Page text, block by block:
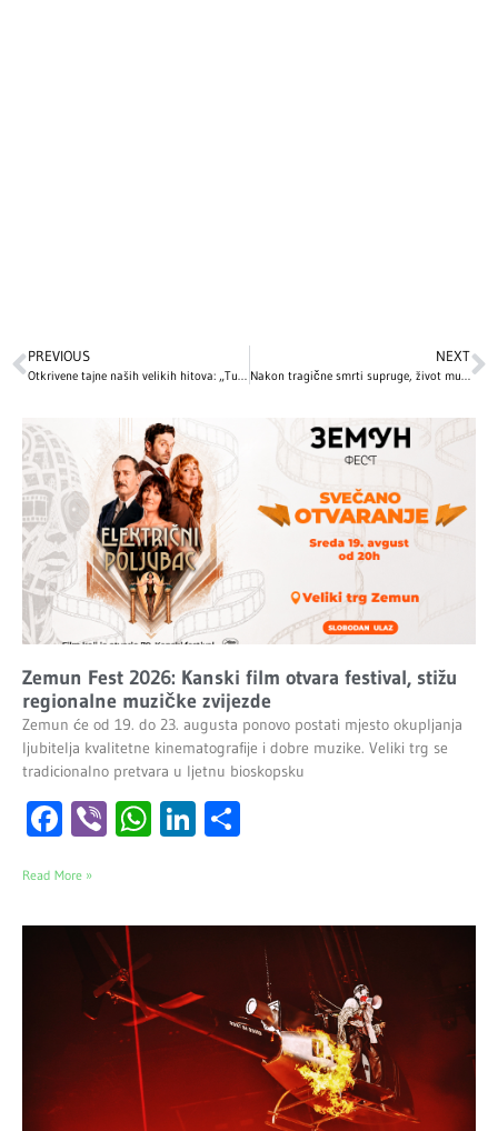
PREVIOUS
Otkrivene tajne naših velikih hitova: „Tuga iz Poršea“ i simbolika pesme „Sava i Dunav“
NEXT
Nakon tragične smrti supruge, život mu je pružio drugu priliku: Emotivna ljubavna priča slavnog glumca slama srca, ali pruža i nadu
Zemun Fest 2026: Kanski film otvara festival, stižu
regionalne muzičke zvijezde
Zemun će od 19. do 23. augusta ponovo postati mjesto okupljanja
ljubitelja kvalitetne kinematografije i dobre muzike. Veliki trg se
tradicionalno pretvara u ljetnu bioskopsku
Facebook
ViberWhatsApp
LinkedIn
Read More »